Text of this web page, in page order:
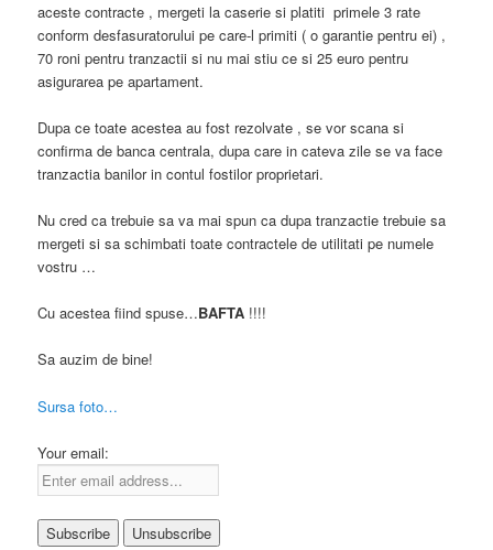
aceste contracte , mergeti la caserie si platiti primele 3 rate
conform desfasuratorului pe care-l primiti ( o garantie pentru ei) ,
70 roni pentru tranzactii si nu mai stiu ce si 25 euro pentru
asigurarea pe apartament.
Dupa ce toate acestea au fost rezolvate , se vor scana si
confirma de banca centrala, dupa care in cateva zile se va face
tranzactia banilor in contul fostilor proprietari.
Nu cred ca trebuie sa va mai spun ca dupa tranzactie trebuie sa
mergeti si sa schimbati toate contractele de utilitati pe numele
vostru …
Cu acestea fiind spuse…BAFTA !!!!
Sa auzim de bine!
Sursa foto…
Your email: